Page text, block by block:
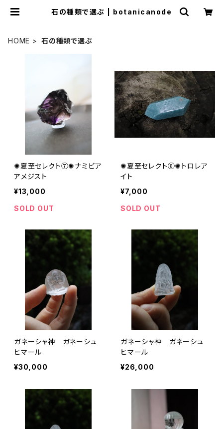
石の種類で選ぶ | botanicanode
HOME 石の種類で選ぶ
✺夏至セレクト⑦✺ナミビア
アメジスト
¥13,000
SOLD OUT
✺夏至セレクト⑥✺トロレア
イト
¥7,000
SOLD OUT
ガネーシャ神 ガネーシュ
ヒマール
¥30,000
ガネーシャ神 ガネーシュ
ヒマール
¥26,000